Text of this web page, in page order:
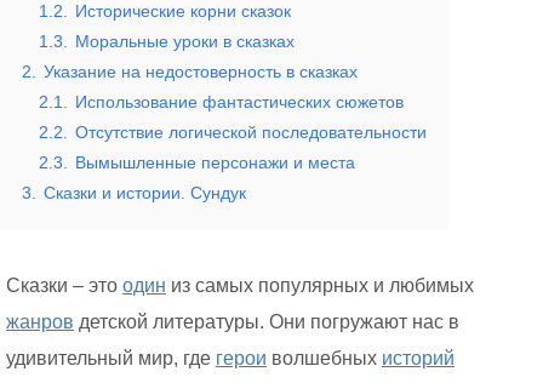
1.2.
Исторические корни сказок
1.3.
Моральные уроки в сказках
2.
Указание на недостоверность в сказках
2.1.
Использование фантастических сюжетов
2.2.
Отсутствие логической последовательности
2.3.
Вымышленные персонажи и места
3.
Сказки и истории. Сундук
Сказки – это один из самых популярных и любимых
жанров детской литературы. Они погружают нас в
удивительный мир, где герои волшебных историй